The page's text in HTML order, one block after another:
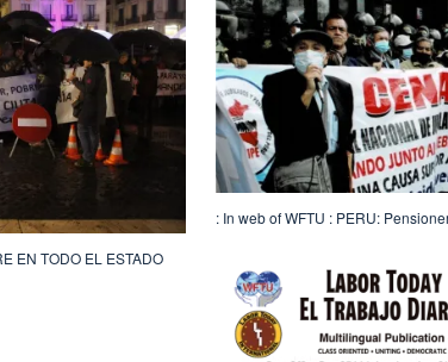
In web of WFTU : PERU:
EN TODO EL ESTADO